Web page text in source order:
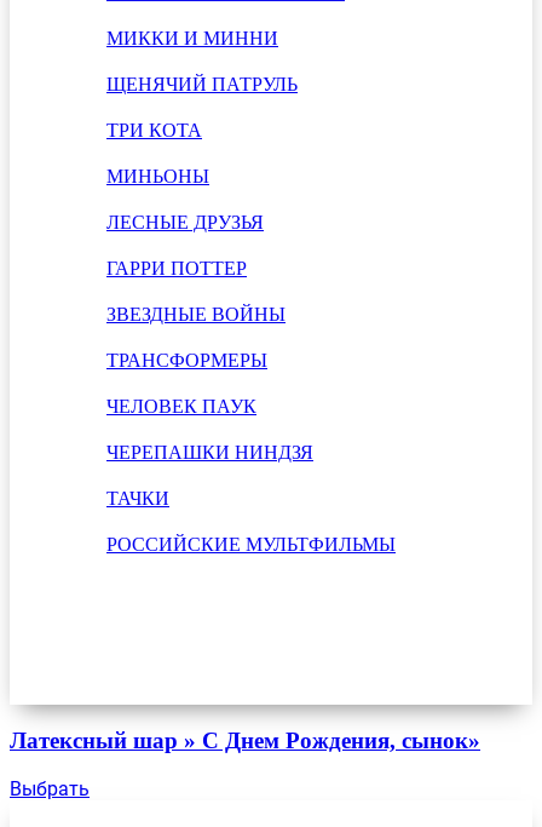
МИККИ И МИННИ
ЩЕНЯЧИЙ ПАТРУЛЬ
ТРИ КОТА
МИНЬОНЫ
ЛЕСНЫЕ ДРУЗЬЯ
ГАРРИ ПОТТЕР
ЗВЕЗДНЫЕ ВОЙНЫ
ТРАНСФОРМЕРЫ
ЧЕЛОВЕК ПАУК
ЧЕРЕПАШКИ НИНДЗЯ
ТАЧКИ
РОССИЙСКИЕ МУЛЬТФИЛЬМЫ
Латексный шар » С Днем Рождения, сынок»
Выбрать